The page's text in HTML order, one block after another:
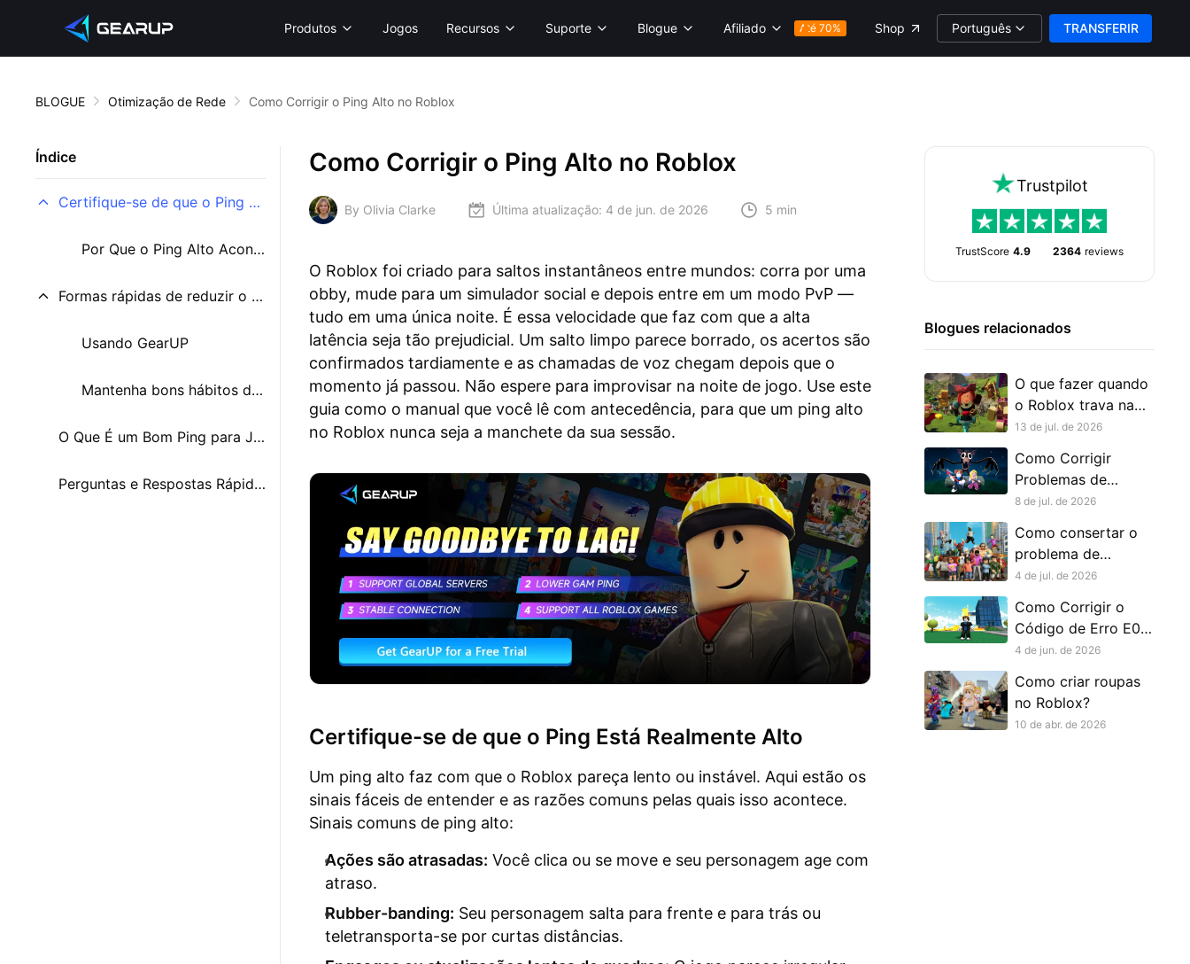
Produtos Jogos Recursos Suporte Blogue Afiliado Até 70% Shop Português TRANSFERIR
BLOGUE Otimização de Rede Como Corrigir o Ping Alto no Roblox
Índice
Certifique-se de que o Ping Está Realmente Alto
Por Que o Ping Alto Acontece no Roblox?
Formas rápidas de reduzir o ping no Roblox
Usando GearUP
Mantenha bons hábitos de rede
O Que É um Bom Ping para Jogos Roblox?
Perguntas e Respostas Rápidas
Como Corrigir o Ping Alto no Roblox
By Olivia Clarke Última atualização: 4 de jun. de 2026 5 min
O Roblox foi criado para saltos instantâneos entre mundos: corra por uma
obby, mude para um simulador social e depois entre em um modo PvP —
tudo em uma única noite. É essa velocidade que faz com que a alta
latência seja tão prejudicial. Um salto limpo parece borrado, os acertos são
confirmados tardiamente e as chamadas de voz chegam depois que o
momento já passou. Não espere para improvisar na noite de jogo. Use este
guia como o manual que você lê com antecedência, para que um ping alto
no Roblox nunca seja a manchete da sua sessão.
Certifique-se de que o Ping Está Realmente Alto
Um ping alto faz com que o Roblox pareça lento ou instável. Aqui estão os
sinais fáceis de entender e as razões comuns pelas quais isso acontece.
Sinais comuns de ping alto:
Ações são atrasadas: Você clica ou se move e seu personagem age com
atraso.
Rubber-banding: Seu personagem salta para frente e para trás ou
teletransporta-se por curtas distâncias.
Trustpilot
TrustScore 4.9 2364 reviews
Blogues relacionados
O que fazer quando
o Roblox trava na
tela de
13 de jul. de 2026
Como Corrigir
Problemas de
Travamento no
8 de jul. de 2026
Como consertar o
problema de
multijogador do
4 de jul. de 2026
Como Corrigir o
Código de Erro E01
do Roblox
4 de jun. de 2026
Como criar roupas
no Roblox?
10 de abr. de 2026